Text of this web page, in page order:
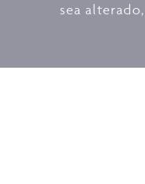
sea